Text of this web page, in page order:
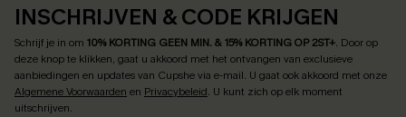
INSCHRIJVEN & CODE KRIJGEN
Schrijf je in om 10% KORTING GEEN MIN. & 15% KORTING OP 2ST+. Door op
deze knop te klikken, gaat u akkoord met het ontvangen van exclusieve
aanbiedingen en updates van Cupshe via e-mail. U gaat ook akkoord met onze
Algemene Voorwaarden en Privacybeleid. U kunt zich op elk moment
uitschrijven.